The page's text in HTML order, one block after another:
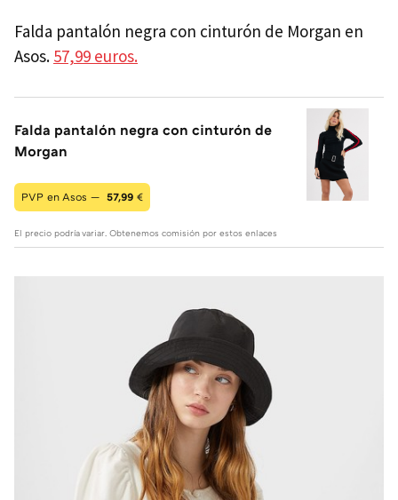
Falda pantalón negra con cinturón de Morgan en
Asos. 57,99 euros.
Falda pantalón negra con cinturón de
Morgan
PVP en Asos — 57,99 €
El precio podría variar. Obtenemos comisión por estos enlaces